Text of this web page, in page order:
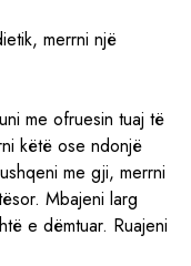
merrni një
me ofruesin tuaj të
këtë ose ndonjë
me gji, merrni
Mbajeni larg
e dëmtuar. Ruajeni